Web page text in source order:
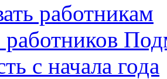
работникам
с начала года